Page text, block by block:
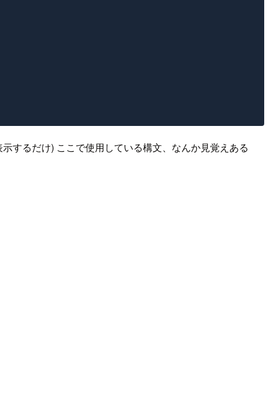
するだけ) ここで使用している構文、なんか見覚えある